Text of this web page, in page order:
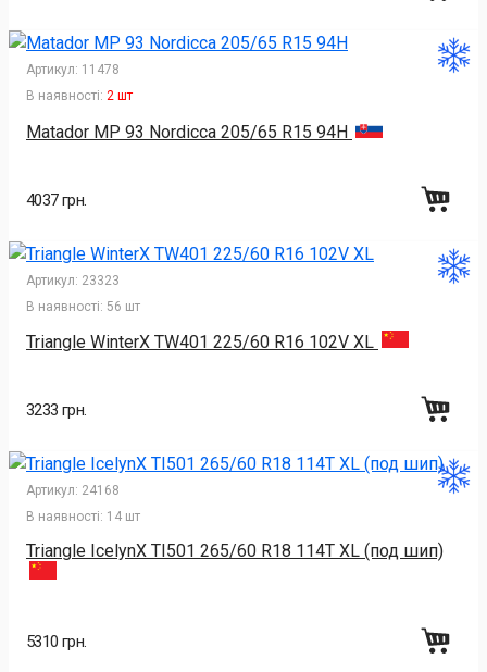
Артикул: 11478
В наявності: 2 шт
Matador MP 93 Nordicca 205/65 R15 94H
4037 грн.
Артикул: 23323
В наявності: 56 шт
Triangle WinterX TW401 225/60 R16 102V XL
3233 грн.
Артикул: 24168
В наявності: 14 шт
Triangle IcelynX TI501 265/60 R18 114T XL (под шип)
5310 грн.